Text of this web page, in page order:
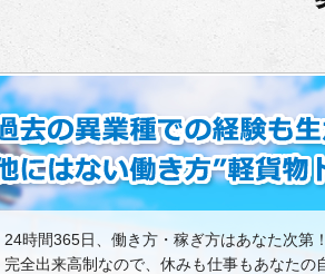
24時間365日、働き方・稼ぎ方はあなた次第！
完全出来高制なので、休みも仕事もあなたの